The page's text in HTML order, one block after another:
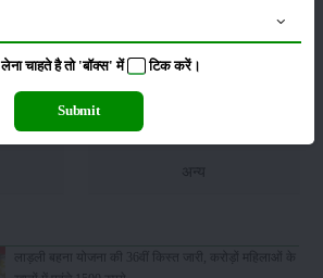
अन्य
लाड़ली बहना योजना की 36वीं किस्त जारी, करोड़ों महिलाओं के
चाहते है तो 'बॉक्स' में टिककरें।
Submit